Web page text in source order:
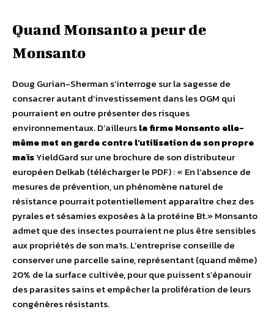
Quand Monsanto a peur de
Monsanto
Doug Gurian-Sherman s’interroge sur la sagesse de
consacrer autant d’investissement dans les OGM qui
pourraient en outre présenter des risques
environnementaux. D’ailleursla firme Monsanto elle-
même met en garde contre l’utilisation de son propre
maïsYieldGard sur une brochure de son distributeur
européen Delkab (télécharger le PDF) : « En l’absence de
mesures de prévention, un phénomène naturel de
résistance pourrait potentiellement apparaître chez des
pyrales et sésamies exposées à la protéine Bt.» Monsanto
admet que des insectes pourraient ne plus être sensibles
aux propriétés de son maïs. L’entreprise conseille de
conserver une parcelle saine, représentant (quand même)
20% de la surface cultivée, pour que puissent s’épanouir
des parasites sains et empêcher la prolifération de leurs
congénères résistants.